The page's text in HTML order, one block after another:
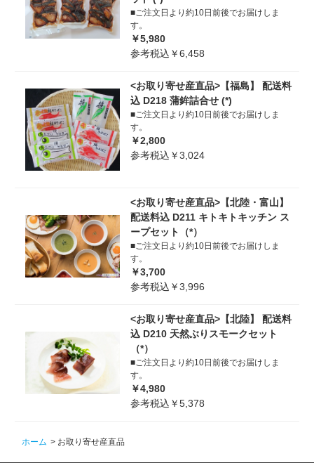
■ご注文日より約10日前後でお届けしま
す。
￥5,980
参考税込￥6,458
<お取り寄せ産直品>【福島】 配送料
込 D218 蒲鉾詰合せ (*)
■ご注文日より約10日前後でお届けしま
す。
￥2,800
参考税込￥3,024
<お取り寄せ産直品>【北陸・富山】
配送料込 D211 キトキトキッチン ス
ープセット（*）
■ご注文日より約10日前後でお届けしま
す。
￥3,700
参考税込￥3,996
<お取り寄せ産直品>【北陸】 配送料
込 D210 天然ぶりスモークセット
（*）
■ご注文日より約10日前後でお届けしま
す。
￥4,980
参考税込￥5,378
ホーム > お取り寄せ産直品